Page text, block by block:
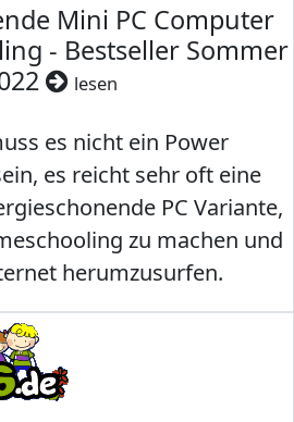
Mini PC Computer
- Bestseller Sommer
lesen
es nicht ein Power
es reicht sehr oft eine
PC Variante,
zu machen und
herumzusurfen.